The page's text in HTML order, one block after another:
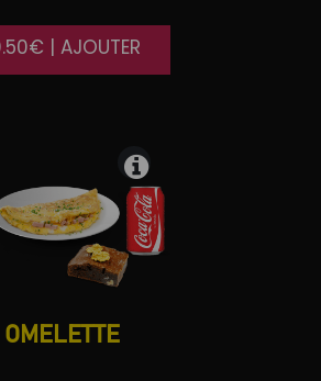
| AJOUTER
OMELETTE